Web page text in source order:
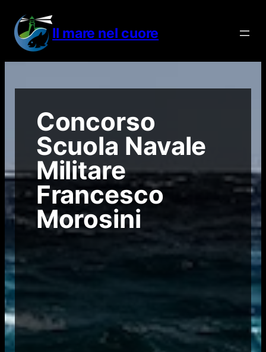
contenuto
Il mare nel cuore
Concorso
Scuola Navale
Militare
Francesco
Morosini